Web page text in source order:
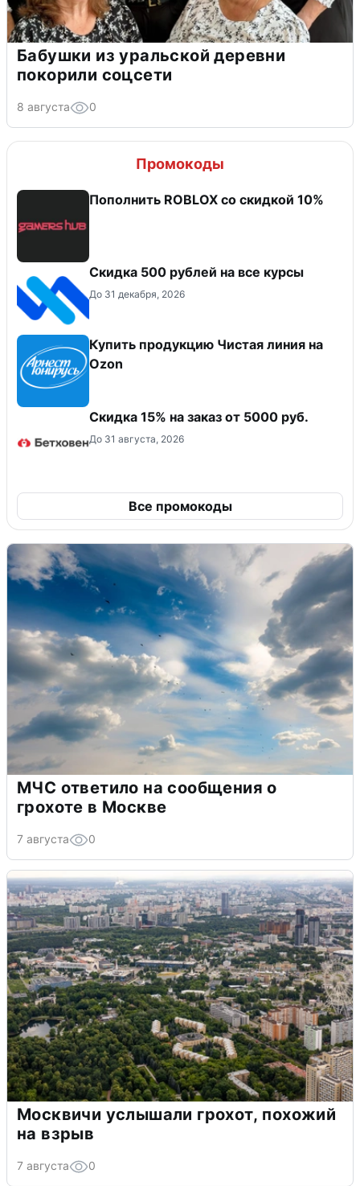
Бабушки из уральской деревни
покорили соцсети
8 августа 0
Промокоды
Пополнить ROBLOX со скидкой 10%
Скидка 500 рублей на все курсы
До 31 декабря, 2026
Купить продукцию Чистая линия на
Ozon
Скидка 15% на заказ от 5000 руб.
До 31 августа, 2026
Все промокоды
МЧС ответило на сообщения о
грохоте в Москве
7 августа 0
Москвичи услышали грохот, похожий
на взрыв
7 августа 0